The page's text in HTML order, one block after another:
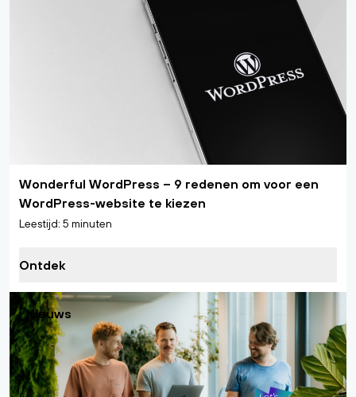
Wonderful WordPress – 9 redenen om voor een
WordPress-website te kiezen
Leestijd: 5 minuten
Ontdek
Nieuws